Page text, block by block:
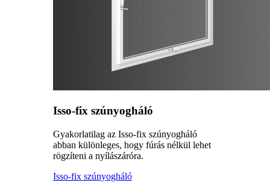
Isso-fix szúnyogháló
Gyakorlatilag az Isso-fix szúnyogháló
abban különleges, hogy fúrás nélkül lehet
rögzíteni a nyílászáróra.
Isso-fix szúnyogháló